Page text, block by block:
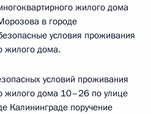
жилого дома
в городе
условия проживания
жилого дома.
условий проживания
жилого дома 10–26 по улице
Калининграде поручение